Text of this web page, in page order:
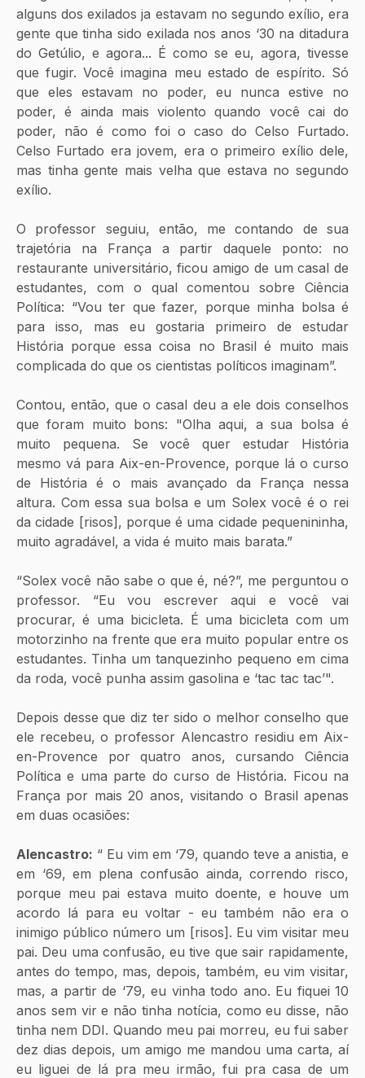
alguns dos exilados ja estavam no segundo exílio, era
gente que tinha sido exilada nos anos ‘30 na ditadura
do Getúlio, e agora... É como se eu, agora, tivesse
que fugir. Você imagina meu estado de espírito. Só
que eles estavam no poder, eu nunca estive no
poder, é ainda mais violento quando você cai do
poder, não é como foi o caso do Celso Furtado.
Celso Furtado era jovem, era o primeiro exílio dele,
mas tinha gente mais velha que estava no segundo
exílio.
O professor seguiu, então, me contando de sua
trajetória na França a partir daquele ponto: no
restaurante universitário, ficou amigo de um casal de
estudantes, com o qual comentou sobre Ciência
Política: “Vou ter que fazer, porque minha bolsa é
para isso, mas eu gostaria primeiro de estudar
História porque essa coisa no Brasil é muito mais
complicada do que os cientistas políticos imaginam”.
Contou, então, que o casal deu a ele dois conselhos
que foram muito bons: "Olha aqui, a sua bolsa é
muito pequena. Se você quer estudar História
mesmo vá para Aix-en-Provence, porque lá o curso
de História é o mais avançado da França nessa
altura. Com essa sua bolsa e um Solex você é o rei
da cidade [risos], porque é uma cidade pequenininha,
muito agradável, a vida é muito mais barata.”
“Solex você não sabe o que é, né?”, me perguntou o
professor. “Eu vou escrever aqui e você vai
procurar, é uma bicicleta. É uma bicicleta com um
motorzinho na frente que era muito popular entre os
estudantes. Tinha um tanquezinho pequeno em cima
da roda, você punha assim gasolina e ‘tac tac tac’".
Depois desse que diz ter sido o melhor conselho que
ele recebeu, o professor Alencastro residiu em Aix-
en-Provence por quatro anos, cursando Ciência
Política e uma parte do curso de História. Ficou na
França por mais 20 anos, visitando o Brasil apenas
em duas ocasiões:
Alencastro: “ Eu vim em ‘79, quando teve a anistia, e
em ‘69, em plena confusão ainda, correndo risco,
porque meu pai estava muito doente, e houve um
acordo lá para eu voltar - eu também não era o
inimigo público número um [risos]. Eu vim visitar meu
pai. Deu uma confusão, eu tive que sair rapidamente,
antes do tempo, mas, depois, também, eu vim visitar,
mas, a partir de ‘79, eu vinha todo ano. Eu fiquei 10
anos sem vir e não tinha notícia, como eu disse, não
tinha nem DDI. Quando meu pai morreu, eu fui saber
dez dias depois, um amigo me mandou uma carta, aí
eu liguei de lá pra meu irmão, fui pra casa de um